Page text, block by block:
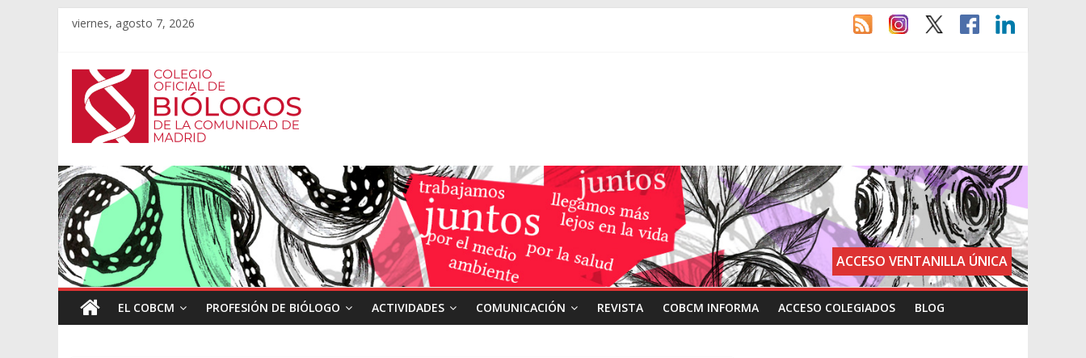
viernes, agosto 7, 2026
ACCESO VENTANILLA ÚNICA
EL COBCM PROFESIÓN DE BIÓLOGO ACTIVIDADES COMUNICACIÓN REVISTA COBCM INFORMA ACCESO COLEGIADOS BLOG